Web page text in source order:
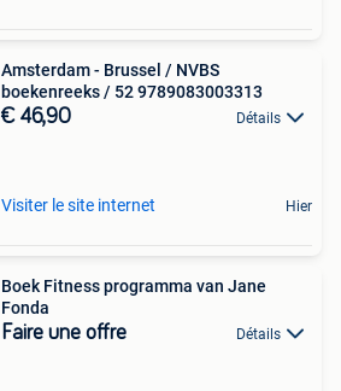
Amsterdam - Brussel / NVBS
boekenreeks / 52 9789083003313
€ 46,90 Détails
Visiter le site internet Hier
Boek Fitness programma van Jane
Fonda
Faire une offre Détails